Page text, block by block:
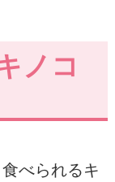
ノコ
べられるキ